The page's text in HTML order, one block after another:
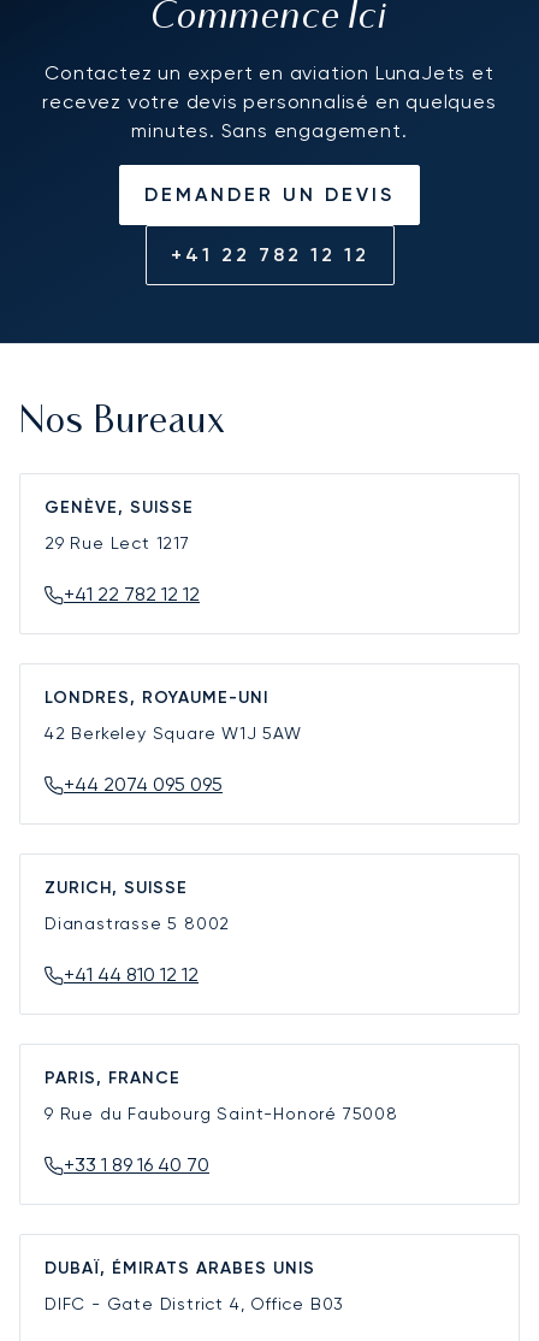
Commence Ici
Contactez un expert en aviation LunaJets et
recevez votre devis personnalisé en quelques
minutes. Sans engagement.
DEMANDER UN DEVIS
+41 22 782 12 12
Nos Bureaux
GENÈVE, SUISSE
29 Rue Lect 1217
+41 22 782 12 12
LONDRES, ROYAUME-UNI
42 Berkeley SquareW1J 5AW
+44 2074 095 095
ZURICH, SUISSE
Dianastrasse 5 8002
+41 44 810 12 12
PARIS, FRANCE
9 Rue du Faubourg Saint-Honoré 75008
+33 1 89 16 40 70
DUBAÏ, ÉMIRATS ARABES UNIS
DIFC - Gate District 4, Office B03